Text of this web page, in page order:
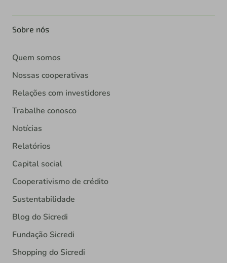
Sobre nós
Quem somos
Nossas cooperativas
Relações com investidores
Trabalhe conosco
Notícias
Relatórios
Capital social
Cooperativismo de crédito
Sustentabilidade
Blog do Sicredi
Fundação Sicredi
Shopping do Sicredi